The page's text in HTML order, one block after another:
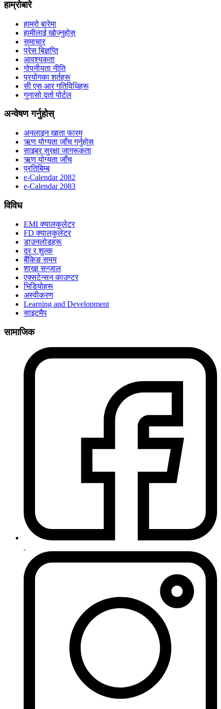
हाम्रोबारे
हाम्रो बारेमा
हामीलाई खोज्नुहोस्
समाचार
प्रेस बिज्ञप्ति
आवश्यकता
गोपनीयता नीति
प्रयोगका शर्तहरू
सी एस आर गतिविधिहरू
गुनासो दर्ता पोर्टल
अन्वेषण गर्नुहोस्
अनलाइन खाता फारम
ऋण योग्यता जाँच गर्नुहोस्
साइबर सुरक्षा जागरूकता
ऋण योग्यता जाँच
प्रतिबिम्ब
e-Calendar 2082
e-Calendar 2083
विविध
EMI क्यालकुलेटर
FD क्यालकुलेटर
डाउनलोडहरू
दर र शुल्क
बैंकिङ समय
शाखा सन्जाल
एक्सटेन्सन काउण्टर
भिडियोहरू
अस्वीकरण
Learning and Development
साइटमैप
सामाजिक